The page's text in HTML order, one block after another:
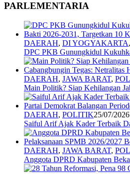
PARLEMENTARIA
DAERAH, DI YOGYAKARTA,
DPC PKB Gunungkidul
DAERAH, JAWA BARAT,
Main Politik? Siap Kehilangan
DAERAH, POLITIK25/07/2026
Saiful Arif Ajak Kader Terbaik
DAERAH, JAWA BARAT,
Anggota DPRD Kabupaten